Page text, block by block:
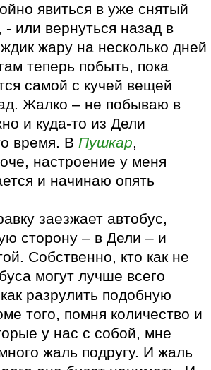
явиться в уже снятый
или вернуться назад в
жару на несколько дней
теперь побыть, пока
самой с кучей вещей
Жалко – не побываю в
и куда-то из Дели
время. ВПушкар,
настроение у меня
и начинаю опять
заезжает автобус,
сторону – в Дели – и
Собственно, кто как не
могут лучше всего
разрулить подобную
того, помня количество и
у нас с собой, мне
жаль подругу. И жаль